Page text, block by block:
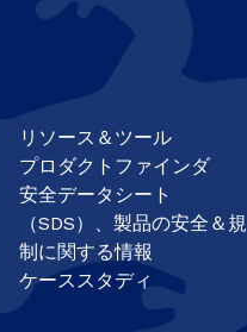
リソース＆ツール
プロダクトファインダ
安全データシート
（SDS）、製品の安全＆規
制に関する情報
ケーススタディ